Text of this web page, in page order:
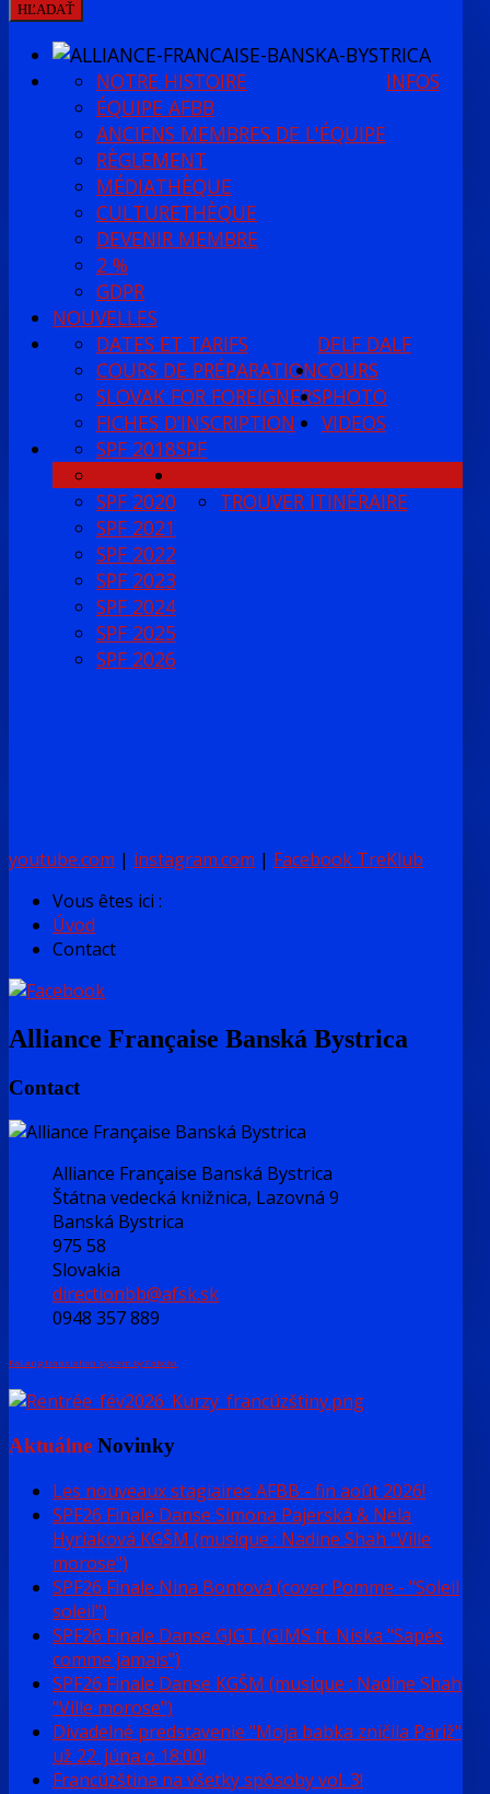
HĽADAŤ
INFOS
NOTRE HISTOIRE
ÉQUIPE AFBB
ANCIENS MEMBRES DE L'ÉQUIPE
RÈGLEMENT
MÉDIATHÈQUE
CULTURETHÈQUE
DEVENIR MEMBRE
2 %
GDPR
NOUVELLES
DELF DALF
DATES ET TARIFS
COURS DE PRÉPARATIONCOURS
SLOVAK FOR FOREIGNERS
FICHES D’INSCRIPTION
PHOTO
VIDEOS
SPF
SPF 2018
SPF 2019
SPF 2020
SPF 2021
SPF 2022
SPF 2023
SPF 2024
SPF 2025
SPF 2026
TROUVER ITINÉRAIRE
youtube.com | instagram.com | Facebook TreKlub
Vous êtes ici :
Úvod
Contact
Alliance Française Banská Bystrica
Contact
Alliance Française Banská Bystrica
Štátna vedecká knižnica, Lazovná 9
Banská Bystrica
975 58
Slovakia
directionbb@afsk.sk
0948 357 889
FaLang translation system by Faboba
Aktuálne Novinky
Les nouveaux stagiaires AFBB - fin août 2026!
SPF26 Finale Danse Simona Pajerská & Nela
Hyriaková KGŠM (musique : Nadine Shah "Ville
morose")
SPF26 Finale Nina Bontová (cover Pomme - "Soleil
soleil")
SPF26 Finale Danse GJGT (GIMS ft. Niska "Sapés
comme jamais")
SPF26 Finale Danse KGŠM (musique : Nadine Shah
"Ville morose")
Divadelné predstavenie "Moja babka zničila Pariž"
už 22. júna o 18:00!
Francúzština na všetky spôsoby vol. 3!